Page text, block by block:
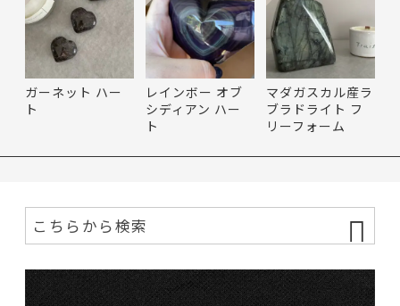
ガーネット ハー
ト
レインボー オブ
シディアン ハー
ト
マダガスカル産ラ
ブラドライト フ
リーフォーム